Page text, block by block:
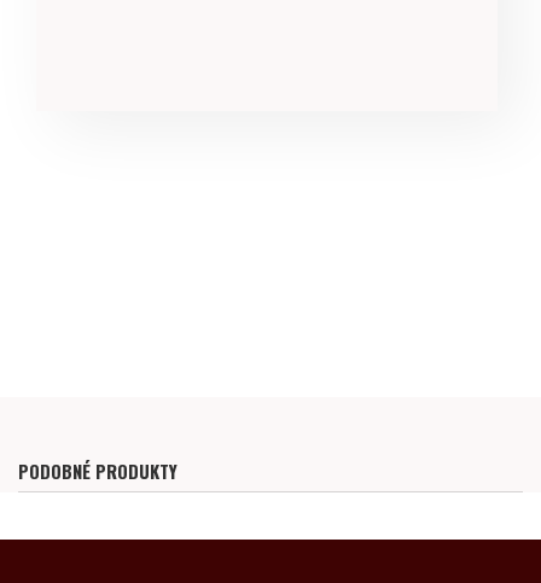
PODOBNÉ PRODUKTY